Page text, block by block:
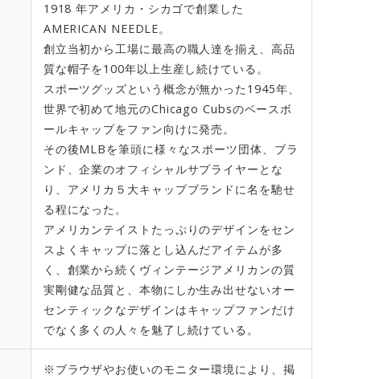
1918 年アメリカ・シカゴで創業した
AMERICAN NEEDLE。
創立当初から工場に最高の職人達を揃え、高品
質な帽子を100年以上生産し続けている。
スポーツグッズという概念が無かった1945年、
世界で初めて地元のChicago Cubsのベースボ
ールキャップをファン向けに発売。
その後MLBを筆頭に様々なスポーツ団体、ブラ
ンド、企業のオフィシャルサプライヤーとな
り、アメリカ５大キャップブランドに名を馳せ
る程になった。
アメリカンテイストたっぷりのデザインをセン
スよくキャップに落とし込んだアイテムが多
く、創業から続くヴィンテージアメリカンの質
実剛健な品質と、本物にしか生み出せないオー
センティックなデザインはキャップファンだけ
でなく多くの人々を魅了し続けている。
※ブラウザやお使いのモニター環境により、掲